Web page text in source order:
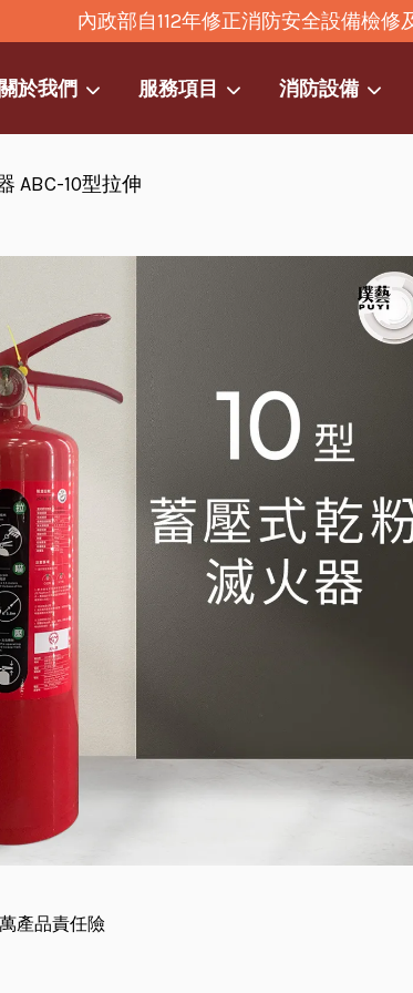
內政部自112年修正消防安全設備檢
關於我們 服務項目 消防設備
ABC-10型拉伸
萬產品責任險